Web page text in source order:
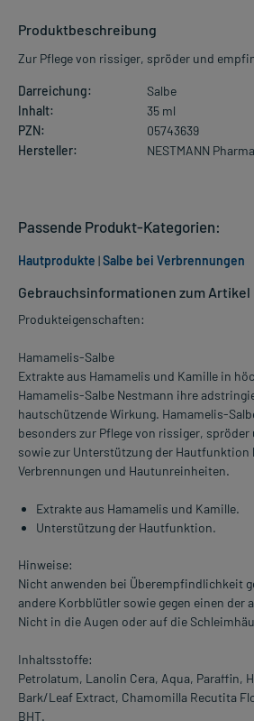
Produktbeschreibung
Zur Pflege von rissiger, spröder und
Darreichung:
Salbe
Inhalt:
35 ml
PZN:
05743639
Hersteller:
NESTMANN
Gebrauchsinformationen zum Artikel
Produkteigenschaften:
Hamamelis-Salbe
Extrakte aus Hamamelis und Kamille in
Hamamelis-Salbe Nestmann ihre
hautschützende Wirkung. Hamamelis-
besonders zur Pflege von rissiger,
sowie zur Unterstützung der Hautfunktion
Verbrennungen und Hautunreinheiten.
Extrakte aus Hamamelis und Kamille.
Unterstützung der Hautfunktion.
Hinweise:
Nicht anwenden bei Überempfindlichkeit
andere Korbblütler sowie gegen einen der
Nicht in die Augen oder auf die
Inhaltsstoffe:
Petrolatum, Lanolin Cera, Aqua, Paraffin,
Bark/Leaf Extract, Chamomilla Recutita
BHT.
Passende Produkt-Kategorien:
Hautprodukte |Salbe bei Verbrennungen